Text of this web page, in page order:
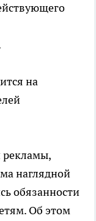
на
рекламы,
наглядной
обязанности
Об этом